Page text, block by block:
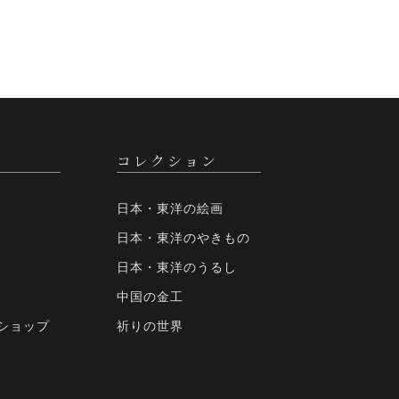
ョップ
コレクション
日本・東洋の絵画
日本・東洋のやきもの
日本・東洋のうるし
中国の金工
祈りの世界